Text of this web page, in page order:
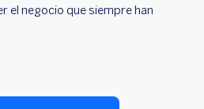
el negocio que siempre han